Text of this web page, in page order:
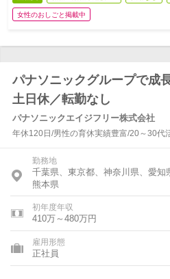
女性のおしごと掲載中
パナソニックグループで成
土日休／転勤なし
パナソニックエイジフリー株式会社
年休120日/男性の育休実績豊富/20～30代
勤務地
千葉県、東京都、神奈川県、愛知
熊本県
初年度年収
410万～480万円
雇用形態
正社員